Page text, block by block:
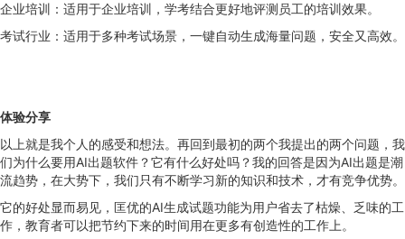
企业培训：适用于企业培训，学考结合更好地评测员工的培训效果。
考试行业：适用于多种考试场景，一键自动生成海量问题，安全又高效。
体验分享
以上就是我个人的感受和想法。再回到最初的两个我提出的两个问题，我
们为什么要用AI出题软件？它有什么好处吗？我的回答是因为AI出题是潮
流趋势，在大势下，我们只有不断学习新的知识和技术，才有竞争优势。
它的好处显而易见，匡优的AI生成试题功能为用户省去了枯燥、乏味的工
作，教育者可以把节约下来的时间用在更多有创造性的工作上。